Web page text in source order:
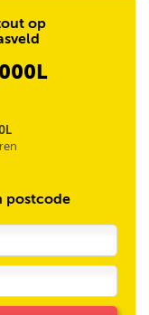
op
postcode